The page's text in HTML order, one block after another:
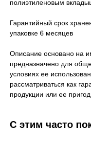
полиэтиленовым
Гарантийный срок
упаковке 6 месяцев
Описание основано на
предназначено для
условиях ее
рассматриваться как
продукции или ее
С этим часто